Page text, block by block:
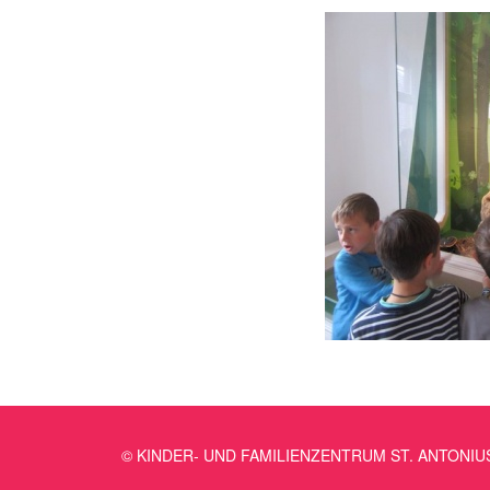
© KINDER- UND FAMILIENZENTRUM ST.